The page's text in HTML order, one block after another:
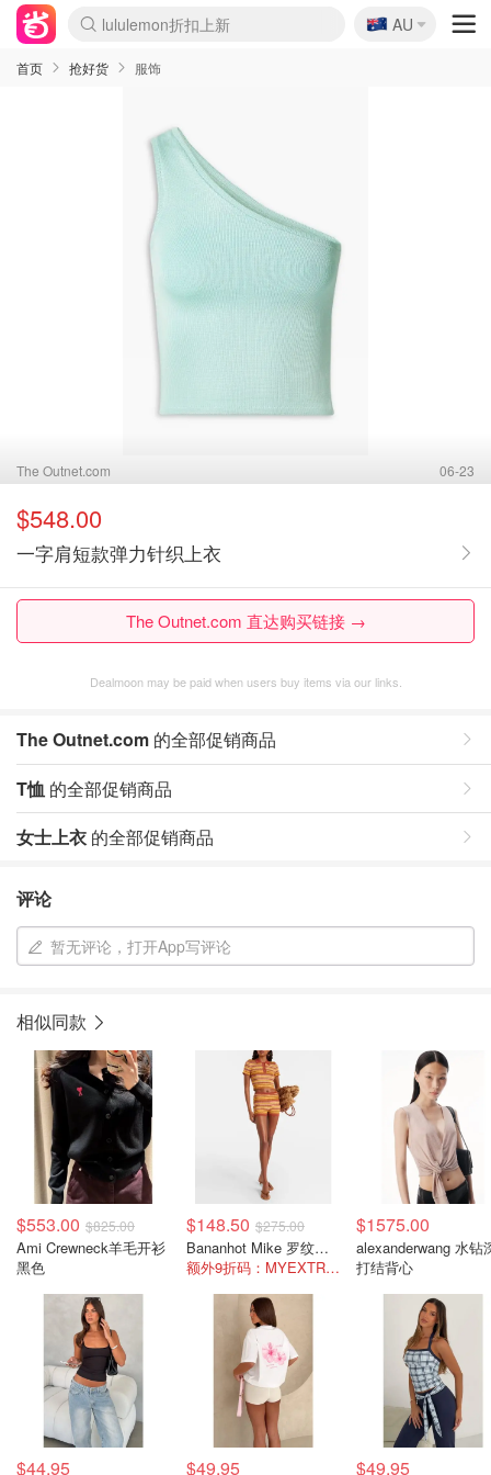
Sasa美妆护肤3.5折
SSENSE年中2.5折
FreshBeauty好价汇总
Cettire降价+叠9折
WWS Coles超市实拍
viagogo二手票捡漏
Myer超级周末
The Outnet奢牌1折起
David Jones 3折起
Flannels大牌1折
Perfumes Club护肤1折
AMIRO面罩$251
Amazon折扣汇总
eToro入金$200送$50
Amazon数码好物
ICONIC本周7.5折
ThedoubleF高奢地板价
Moose Knuckles 6折
丝芙兰5折起
EUFY摄像头$98
Selenichast首饰2折
Trip机票酒店促销
YSL送5件彩妆礼
Amazon家居好物
Amazon美妆护肤
雅漾大喷$8
过敏原检测盒$33
伊索独家赠50ml沐浴露
科颜氏高保湿面霜$29
SEALIFE海洋馆门票6折
丝塔芙大白罐$16
订阅Newsletter送香薰
Cult Beauty 6.8折
Harrods圣诞日历$525
LN-CC奢牌私促3折
d'Alba空姐喷雾$16
EVE LOM套装£56
Bernardelli独家4折
Adore Beauty 6折起
CT圣诞日历
Mytheresa奢品2.7折
Luxury Escapes 9折
Currentbody美容仪$881
MOON Garden Live
Roborock扫地机$649
Tingo Life水杯$24
Valentino官网5折
CR洗护套装$23
修丽可4件套$159
Myer彩妆2件7折
GANNI官网4.5折
Stylevana韩妆4折
Tessabit高奢8.5折
OGX洗发水$11
Amazon阿德莱德次日达
卡诗8.5折+赠礼
Philips Hue灯具8折
🇦🇺
AU
首页 抢好货 服饰
The Outnet.com 06-23
$548.00
一字肩短款弹力针织上衣
The Outnet.com 直达购买链接 →
Dealmoon may be paid when users buy items via our links.
The Outnet.com 的全部促销商品
T恤 的全部促销商品
女士上衣 的全部促销商品
评论
暂无评论，打开App写评论
相似同款
$553.00 $825.00
Ami Crewneck羊毛开衫
黑色
$148.50 $275.00
Bananhot Mike 罗纹条纹短款POLO衫
额外9折码：MYEXTRA10
$1575.00
alexanderwang 水钻
打结背心
$44.95 $49.95 $49.95